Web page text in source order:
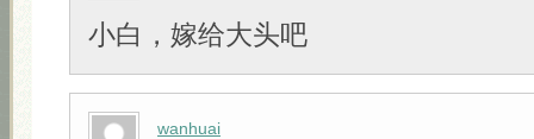
小白，嫁给大头吧
wanhuai